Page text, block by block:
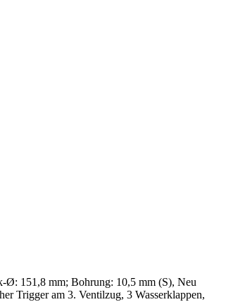
Ø: 151,8 mm; Bohrung: 10,5 mm (S), Neu
Trigger am 3. Ventilzug, 3 Wasserklappen,